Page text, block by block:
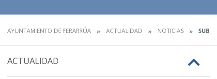
AYUNTAMIENTO DE PERARRÚA ACTUALIDAD NOTICIAS
ACTUALIDAD